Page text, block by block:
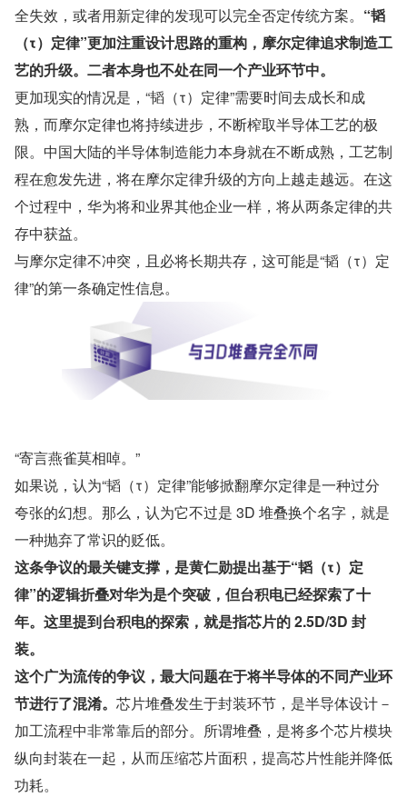
全失效，或者用新定律的发现可以完全否定传统方案。 “韬
（τ）定律”更加注重设计思路的重构，摩尔定律追求制造工
艺的升级。二者本身也不处在同一个产业环节中。
更加现实的情况是，“韬（τ）定律”需要时间去成长和成
熟，而摩尔定律也将持续进步，不断榨取半导体工艺的极
限。中国大陆的半导体制造能力本身就在不断成熟，工艺制
程在愈发先进，将在摩尔定律升级的方向上越走越远。在这
个过程中，华为将和业界其他企业一样，将从两条定律的共
存中获益。
与摩尔定律不冲突，且必将长期共存，这可能是“韬（τ）定
律”的第一条确定性信息。
“寄言燕雀莫相啅。”
如果说，认为“韬（τ）定律”能够掀翻摩尔定律是一种过分
夸张的幻想。那么，认为它不过是 3D 堆叠换个名字，就是
一种抛弃了常识的贬低。
这条争议的最关键支撑，是黄仁勋提出基于“韬（τ）定
律”的逻辑折叠对华为是个突破，但台积电已经探索了十
年。这里提到台积电的探索，就是指芯片的 2.5D/3D 封
装。
这个广为流传的争议，最大问题在于将半导体的不同产业环
节进行了混淆。 芯片堆叠发生于封装环节，是半导体设计－
加工流程中非常靠后的部分。所谓堆叠，是将多个芯片模块
纵向封装在一起，从而压缩芯片面积，提高芯片性能并降低
功耗。